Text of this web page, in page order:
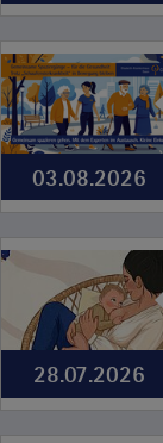
03.08.2026
28.07.2026